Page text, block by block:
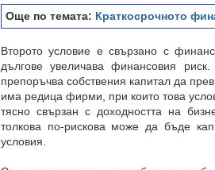
Oще по темата: Краткосрочното
Второто условие е свързано с
дългове увеличава финансовия
препоръчва собствения капитал да
има редица фирми, при които това
тясно свързан с доходността на
толкова по-рискова може да бъде
условия.